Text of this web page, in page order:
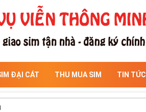
ĐẠI CÁT THU MUA SIM TIN TỨC